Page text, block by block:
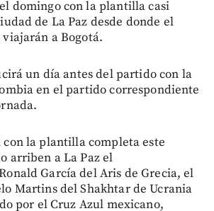
domingo con la plantilla casi
de La Paz desde donde el
a Bogotá.
un día antes del partido con la
en el partido correspondiente
con la plantilla completa este
arriben a La Paz el
García del Aris de Grecia, el
Martins del Shakhtar de Ucrania
por el Cruz Azul mexicano,